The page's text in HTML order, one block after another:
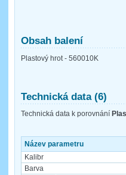
Obsah balení
Plastový hrot - 560010K
Technická data (6)
Technická data k porovnání
Název parametru
Kalibr
Barva